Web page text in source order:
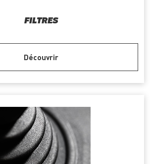
FILTRES
Découvrir